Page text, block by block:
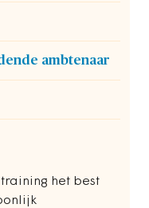
ambtenaar
het best